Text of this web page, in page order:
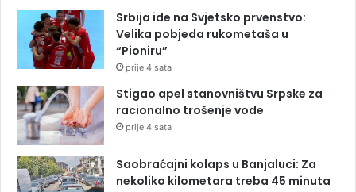
Srbija ide na Svjetsko prvenstvo:
Velika pobjeda rukometaša u
“Pioniru”
prije 4 sata
Stigao apel stanovništvu Srpske za
racionalno trošenje vode
prije 4 sata
Saobraćajni kolaps u Banjaluci: Za
nekoliko kilometara treba 45 minuta